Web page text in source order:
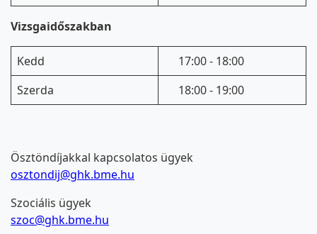
Vizsgaidőszakban
Kedd
17:00 - 18:00
Szerda
18:00 - 19:00
Ösztöndíjakkal kapcsolatos ügyek
osztondij@ghk.bme.hu
Szociális ügyek
szoc@ghk.bme.hu